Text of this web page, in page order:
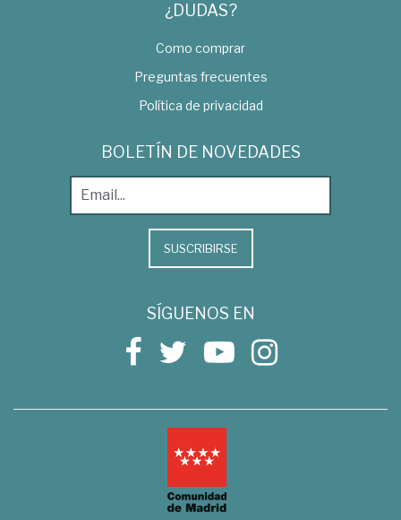
¿DUDAS?
Como comprar
Preguntas frecuentes
Política de privacidad
BOLETÍN DE NOVEDADES
SUSCRIBIRSE
SÍGUENOS EN